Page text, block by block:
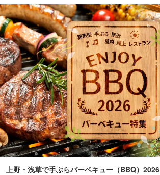
上野・浅草で手ぶらバーベキュー（BBQ）2026